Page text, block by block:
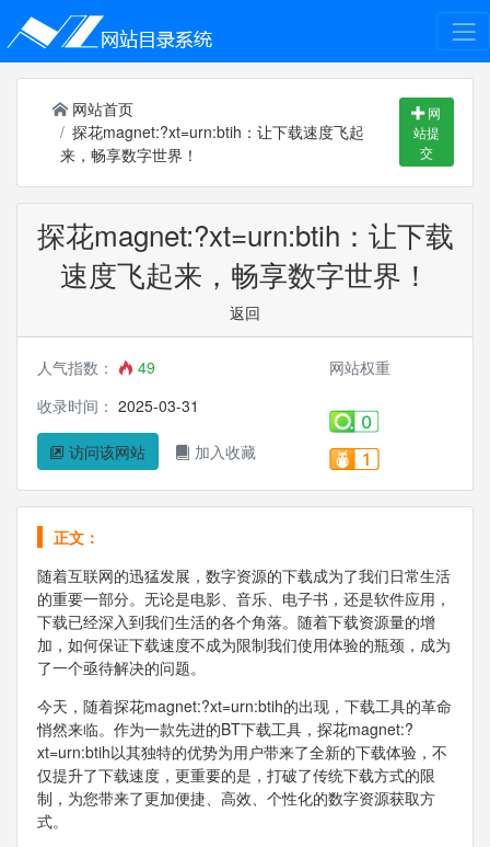
网站首页
探花magnet:?xt=urn:btih：让下载速度飞起
来，畅享数字世界！
网
站提
交
探花magnet:?xt=urn:btih：让下载
速度飞起来，畅享数字世界！
返回
人气指数：
49
收录时间： 2025-03-31
访问该网站 加入收藏
网站权重
正文：
随着互联网的迅猛发展，数字资源的下载成为了我们日常生活
的重要一部分。无论是电影、音乐、电子书，还是软件应用，
下载已经深入到我们生活的各个角落。随着下载资源量的增
加，如何保证下载速度不成为限制我们使用体验的瓶颈，成为
了一个亟待解决的问题。
今天，随着探花magnet:?xt=urn:btih的出现，下载工具的革命
悄然来临。作为一款先进的BT下载工具，探花magnet:?
xt=urn:btih以其独特的优势为用户带来了全新的下载体验，不
仅提升了下载速度，更重要的是，打破了传统下载方式的限
制，为您带来了更加便捷、高效、个性化的数字资源获取方
式。